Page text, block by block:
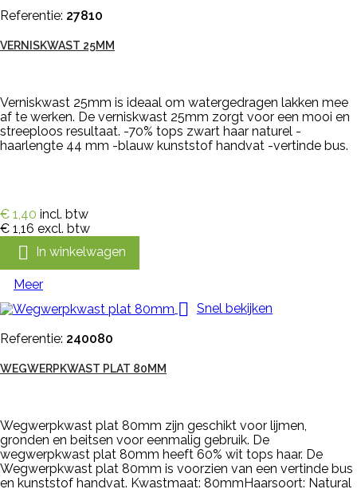
Referentie: 27810
VERNISKWAST 25MM
Verniskwast 25mm is ideaal om watergedragen lakken mee
af te werken. De verniskwast 25mm zorgt voor een mooi en
streeploos resultaat. -70% tops zwart haar naturel -
haarlengte 44 mm -blauw kunststof handvat -vertinde bus.
€ 1,40 incl. btw
€ 1,16 excl. btw
 In winkelwagen
Meer
 Snel bekijken
Referentie: 240080
WEGWERPKWAST PLAT 80MM
Wegwerpkwast plat 80mm zijn geschikt voor lijmen,
gronden en beitsen voor eenmalig gebruik. De
wegwerpkwast plat 80mm heeft 60% wit tops haar. De
Wegwerpkwast plat 80mm is voorzien van een vertinde bus
en kunststof handvat. Kwastmaat: 80mmHaarsoort: Natural